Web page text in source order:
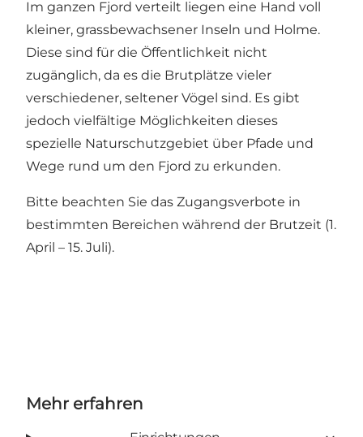
Im ganzen Fjord verteilt liegen eine Hand voll
kleiner, grassbewachsener Inseln und Holme.
Diese sind für die Öffentlichkeit nicht
zugänglich, da es die Brutplätze vieler
verschiedener, seltener Vögel sind. Es gibt
jedoch vielfältige Möglichkeiten dieses
spezielle Naturschutzgebiet über Pfade und
Wege rund um den Fjord zu erkunden.
Bitte beachten Sie das Zugangsverbote in
bestimmten Bereichen während der Brutzeit (1.
April – 15. Juli).
Mehr erfahren